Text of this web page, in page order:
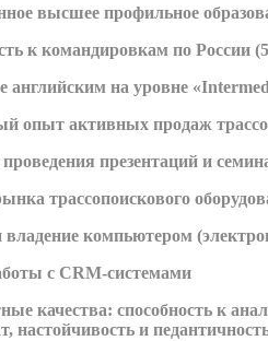
высшее профильное
к командировкам по
английским на уровне
опыт активных продаж
презентаций и
трассопоискового
владение компьютером
с CRM-системами
качества: способность к
настойчивость и